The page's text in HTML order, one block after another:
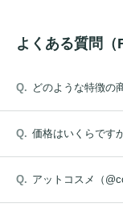
よくある質問（
どのような特徴の
価格はいくらです
アットコスメ（